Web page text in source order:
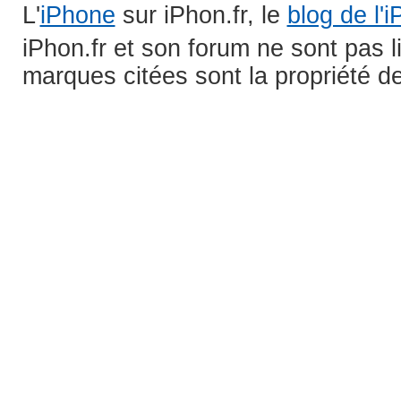
L'iPhone sur iPhon.fr, le blog de
iPhon.fr et son forum ne sont pas
marques citées sont la propriété